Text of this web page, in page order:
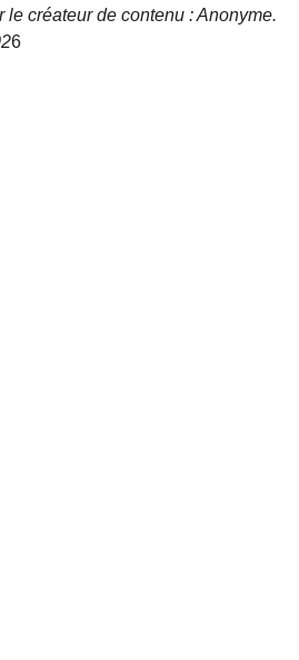
créateur de contenu : Anonyme.
6